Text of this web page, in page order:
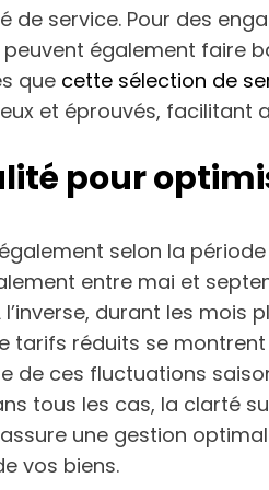
de service. Pour des
également faire
que cette sélection de
et éprouvés, facilitant
pour
selon la période
entre mai et
durant les mois
tarifs réduits se
de ces fluctuations
tous les cas, la clarté
une gestion
vos biens.